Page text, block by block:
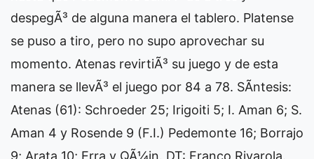
despegÃ³ de alguna manera el tablero. Platense
se puso a tiro, pero no supo aprovechar su
momento. Atenas revirtiÃ³ su juego y de esta
manera se llevÃ³ el juego por 84 a 78. SÃ­ntesis:
Atenas (61): Schroeder 25; Irigoiti 5; I. Aman 6; S.
Aman 4 y Rosende 9 (F.I.) Pedemonte 16; Borrajo
9; Arata 10; Erra y QÃ¼in. DT: Franco Rivarola.